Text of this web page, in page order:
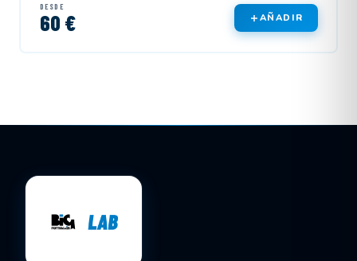
DESDE
60 € AÑADIR